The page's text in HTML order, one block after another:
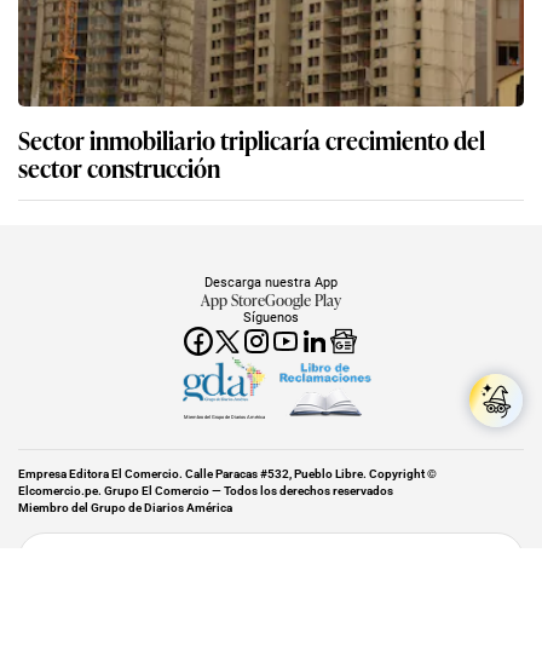
Sector inmobiliario triplicaría crecimiento del
sector construcción
Síguenos
Descarga nuestra App
App StoreGoogle Play
Miembro del Grupo de Diarios América
Empresa Editora El Comercio. Calle Paracas #532, Pueblo Libre. Copyright ©
Elcomercio.pe. Grupo El Comercio — Todos los derechos reservados
Miembro del Grupo de Diarios América